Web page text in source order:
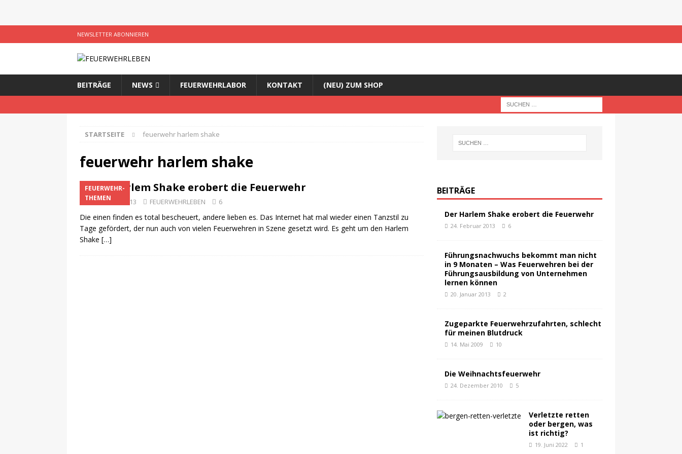
NEWSLETTER ABONNIEREN
BEITRÄGE NEWS FEUERWEHRLABOR KONTAKT (NEU) ZUM SHOP
STARTSEITE feuerwehr harlem shake
feuerwehr harlem shake
FEUERWEHR-
THEMEN
Der Harlem Shake erobert die Feuerwehr
24. Februar 2013 FEUERWEHRLEBEN 6
Die einen finden es total bescheuert, andere lieben es. Das Internet hat mal wieder einen Tanzstil zu
Tage gefördert, der nun auch von vielen Feuerwehren in Szene gesetzt wird. Es geht um den Harlem
Shake […]
BEITRÄGE
Der Harlem Shake erobert die Feuerwehr
24. Februar 2013 6
Führungsnachwuchs bekommt man nicht
in 9 Monaten – Was Feuerwehren bei der
Führungsausbildung von Unternehmen
lernen können
20. Januar 2013 2
Zugeparkte Feuerwehrzufahrten, schlecht
für meinen Blutdruck
14. Mai 2009 10
Die Weihnachtsfeuerwehr
24. Dezember 2010 5
Verletzte retten
oder bergen, was
ist richtig?
19. Juni 2022 1